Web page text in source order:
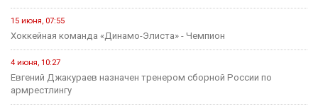
15 июня, 07:55
Хоккейная команда «Динамо-Элиста» - Чемпион
4 июня, 10:27
Евгений Джакураев назначен тренером сборной России по
армрестлингу